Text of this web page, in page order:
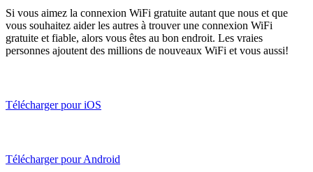
Si vous aimez la connexion WiFi gratuite autant que nous et que
vous souhaitez aider les autres à trouver une connexion WiFi
gratuite et fiable, alors vous êtes au bon endroit. Les vraies
personnes ajoutent des millions de nouveaux WiFi et vous aussi!
Télécharger pour iOS
Télécharger pour Android